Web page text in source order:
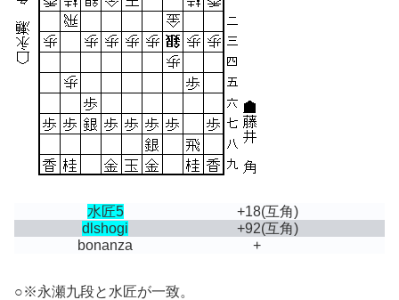
水匠5 +18(互角)
dlshogi
+92(互角)
bonanza
+
○※永瀬九段と水匠が一致。